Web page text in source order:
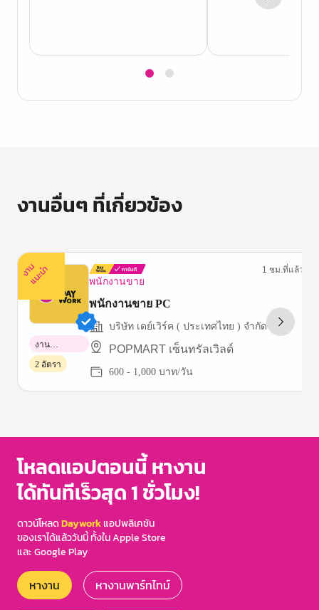
งานอื่นๆ ที่เกี่ยวข้อง
ง
า
น
แ
น
ะ
นำ พนักงานขาย
1 ชม.ที่แล้ว
พนักงานขาย PC
บริษัท เดย์เวิร์ค ( ประเทศไทย ) จำกัด (PM)
POPMART เซ็นทรัลเวิลด์
600 - 1,000 บาท/วัน
งาน
พาร์ทไทม์
2 อัตรา
of
โหลดแอปตอนนี้ หางาน
ได้ทันทีเร็วสุด 1 ชั่วโมง!
ดาวน์โหลดDayworkแอปพลิเคชัน
ของเราได้แล้ววันนี้ ทั้งใน Apple Store
และ Google Play
หางาน หางานพาร์ทไทม์